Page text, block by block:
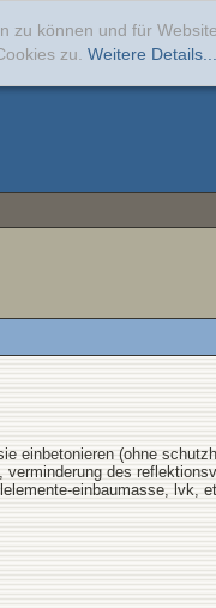
können und für
zu. Weitere Details...
einbetonieren (ohne
des
einbaumasse, lvk,